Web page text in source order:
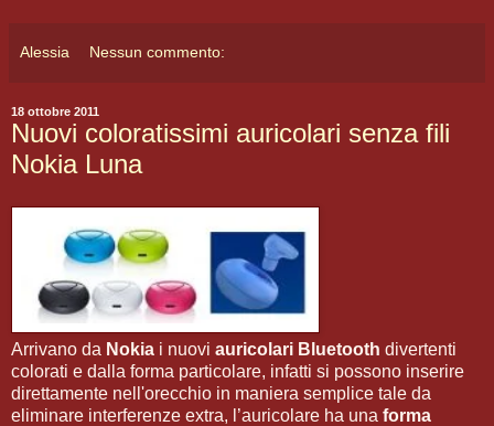
Alessia Nessun commento:
18 ottobre 2011
Nuovi coloratissimi auricolari senza fili
Nokia Luna
Arrivano da Nokia i nuovi auricolari Bluetooth divertenti
colorati e dalla forma particolare, infatti si possono inserire
direttamente nell'orecchio in maniera semplice tale da
eliminare interferenze extra, l’auricolare ha una forma